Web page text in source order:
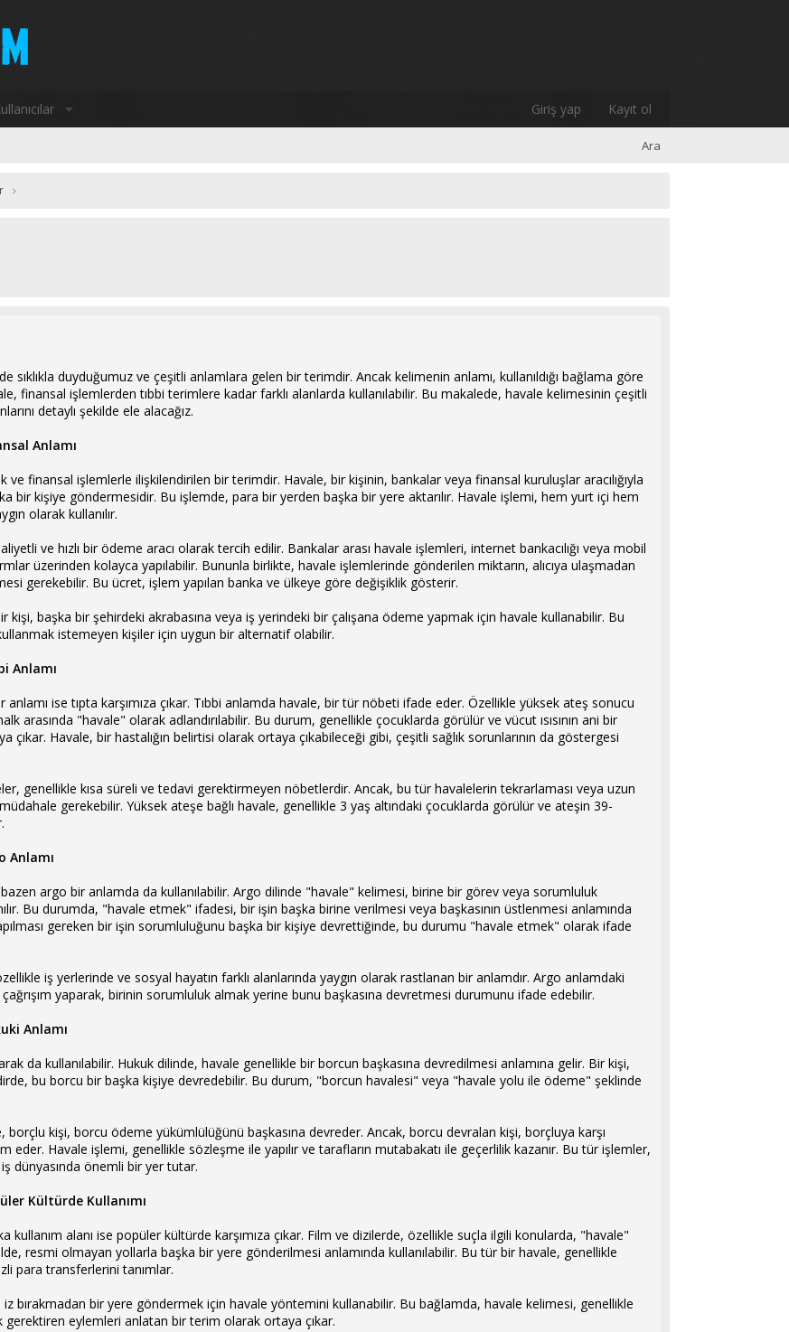
Giriş yap Kayıt ol
Ara
sıklıkla duyduğumuz ve çeşitli anlamlara gelen bir terimdir. Ancak kelimenin anlamı, kullanıldığı bağlama göre
finansal işlemlerden tıbbi terimlere kadar farklı alanlarda kullanılabilir. Bu makalede, havale kelimesinin çeşitli
detaylı şekilde ele alacağız.
Anlamı
ve finansal işlemlerle ilişkilendirilen bir terimdir. Havale, bir kişinin, bankalar veya finansal kuruluşlar aracılığıyla
bir kişiye göndermesidir. Bu işlemde, para bir yerden başka bir yere aktarılır. Havale işlemi, hem yurt içi hem
olarak kullanılır.
ve hızlı bir ödeme aracı olarak tercih edilir. Bankalar arası havale işlemleri, internet bankacılığı veya mobil
üzerinden kolayca yapılabilir. Bununla birlikte, havale işlemlerinde gönderilen miktarın, alıcıya ulaşmadan
gerekebilir. Bu ücret, işlem yapılan banka ve ülkeye göre değişiklik gösterir.
kişi, başka bir şehirdeki akrabasına veya iş yerindeki bir çalışana ödeme yapmak için havale kullanabilir. Bu
istemeyen kişiler için uygun bir alternatif olabilir.
Anlamı
ise tıpta karşımıza çıkar. Tıbbi anlamda havale, bir tür nöbeti ifade eder. Özellikle yüksek ateş sonucu
arasında "havale" olarak adlandırılabilir. Bu durum, genellikle çocuklarda görülür ve vücut ısısının ani bir
çıkar. Havale, bir hastalığın belirtisi olarak ortaya çıkabileceği gibi, çeşitli sağlık sorunlarının da göstergesi
genellikle kısa süreli ve tedavi gerektirmeyen nöbetlerdir. Ancak, bu tür havalelerin tekrarlaması veya uzun
gerekebilir. Yüksek ateşe bağlı havale, genellikle 3 yaş altındaki çocuklarda görülür ve ateşin 39-
Anlamı
argo bir anlamda da kullanılabilir. Argo dilinde "havale" kelimesi, birine bir görev veya sorumluluk
Bu durumda, "havale etmek" ifadesi, bir işin başka birine verilmesi veya başkasının üstlenmesi anlamında
gereken bir işin sorumluluğunu başka bir kişiye devrettiğinde, bu durumu "havale etmek" olarak ifade
iş yerlerinde ve sosyal hayatın farklı alanlarında yaygın olarak rastlanan bir anlamdır. Argo anlamdaki
yaparak, birinin sorumluluk almak yerine bunu başkasına devretmesi durumunu ifade edebilir.
Anlamı
da kullanılabilir. Hukuk dilinde, havale genellikle bir borcun başkasına devredilmesi anlamına gelir. Bir kişi,
bu borcu bir başka kişiye devredebilir. Bu durum, "borcun havalesi" veya "havale yolu ile ödeme" şeklinde
borçlu kişi, borcu ödeme yükümlülüğünü başkasına devreder. Ancak, borcu devralan kişi, borçluya karşı
eder. Havale işlemi, genellikle sözleşme ile yapılır ve tarafların mutabakatı ile geçerlilik kazanır. Bu tür işlemler,
dünyasında önemli bir yer tutar.
Kültürde Kullanımı
kullanım alanı ise popüler kültürde karşımıza çıkar. Film ve dizilerde, özellikle suçla ilgili konularda, "havale"
resmi olmayan yollarla başka bir yere gönderilmesi anlamında kullanılabilir. Bu tür bir havale, genellikle
para transferlerini tanımlar.
iz bırakmadan bir yere göndermek için havale yöntemini kullanabilir. Bu bağlamda, havale kelimesi, genellikle
gerektiren eylemleri anlatan bir terim olarak ortaya çıkar.